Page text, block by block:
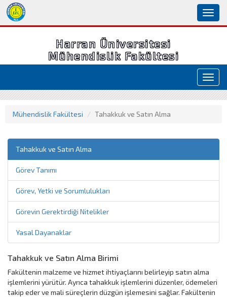
Harran Üniversitesi
Mühendislik Fakültesi
Mühendislik Fakültesi Tahakkuk ve Satın Alma
Tahakkuk ve Satın Alma
Görev Tanımı
Görev, Yetki ve Sorumlulukları
Görevin Gerektirdiği Nitelikler
Yasal Dayanaklar
Tahakkuk ve Satın Alma Birimi
Fakültenin malzeme ve hizmet ihtiyaçlarını belirleyip satın alma
işlemlerini yürütür. Ayrıca tahakkuk işlemlerini düzenler, ödemeleri
takip eder ve mali süreçlerin düzgün işlemesini sağlar. Fakültenin